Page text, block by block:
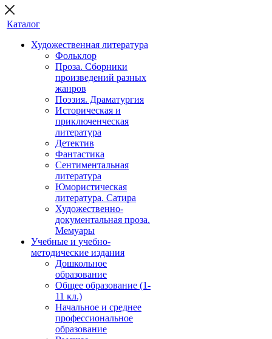
Каталог
Художественная литература
Фольклор
Проза. Сборники
произведений разных
жанров
Поэзия. Драматургия
Историческая и
приключенческая
литература
Детектив
Фантастика
Сентиментальная
литература
Юмористическая
литература. Сатира
Художественно-
документальная проза.
Мемуары
Учебные и учебно-
методические издания
Дошкольное
образование
Общее образование (1-
11 кл.)
Начальное и среднее
профессиональное
образование